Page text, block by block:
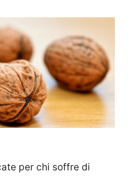
per chi soffre di